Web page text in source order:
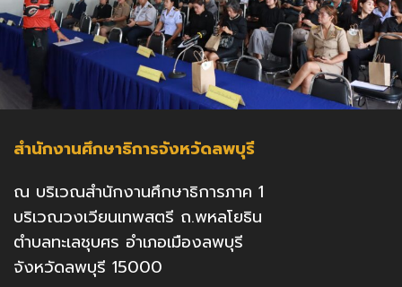
สำนักงานศึกษาธิการจังหวัดลพบุรี
ณ บริเวณสำนักงานศึกษาธิการภาค 1
บริเวณวงเวียนเทพสตรี ถ.พหลโยธิน
ตำบลทะเลชุบศร อำเภอเมืองลพบุรี
จังหวัดลพบุรี 15000